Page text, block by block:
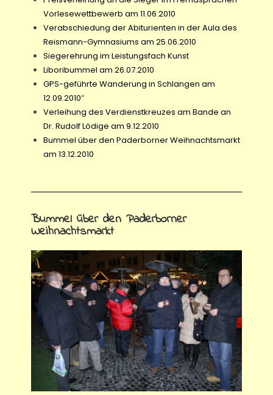
Vorlesewettbewerb am 11.06.2010
Verabschiedung der Abiturienten in der Aula des
Reismann-Gymnasiums am 25.06.2010
Siegerehrung im Leistungsfach Kunst
Liboribummel am 26.07.2010
GPS-geführte Wanderung in Schlangen am
12.09.2010″
Verleihung des Verdienstkreuzes am Bande an
Dr. Rudolf Lödige am 9.12.2010
Bummel über den Paderborner Weihnachtsmarkt
am 13.12.2010
Bummel über den Paderborner
Weihnachtsmarkt